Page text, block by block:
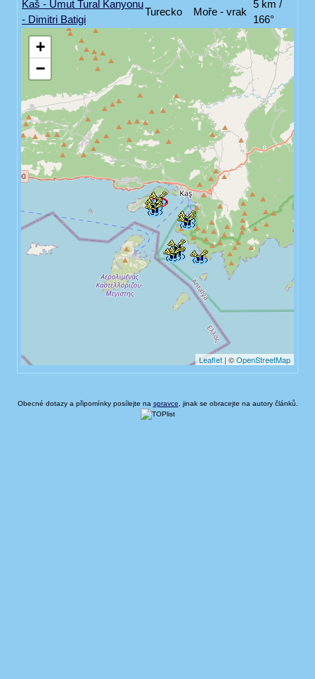
Kaš - Umut Tural Kanyonu
- Dimitri Batigi
Turecko Moře - vrak
5 km /
166°
Obecné dotazy a připomínky posílejte na spravce , jinak se obracejte na autory článků.